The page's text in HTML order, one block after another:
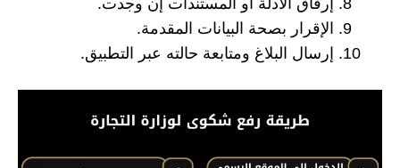
إرفاق الأدلة أو المستندات إن وجدت.
الإقرار بصحة البيانات المقدمة.
إرسال البلاغ ومتابعة حالته عبر التطبيق.